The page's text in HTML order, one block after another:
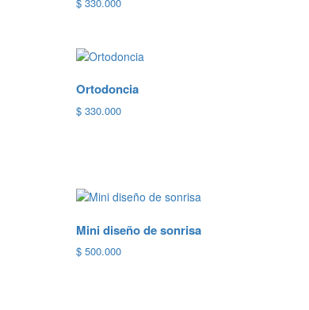
Ortodoncia
$ 330.000
Mini diseño de sonrisa
$ 500.000